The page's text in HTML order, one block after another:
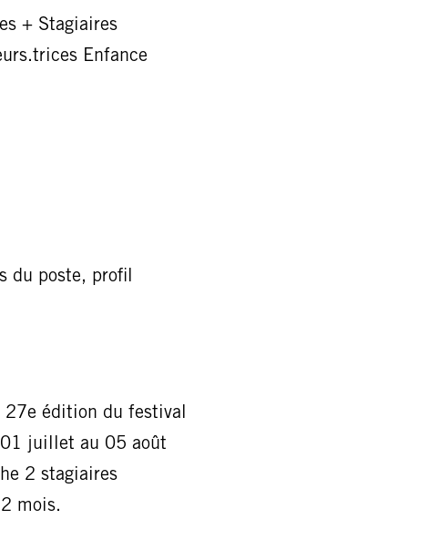
+ Stagiaires
Enfance
du poste, profil
27e édition du festival
01 juillet au 05 août
2 stagiaires
mois.